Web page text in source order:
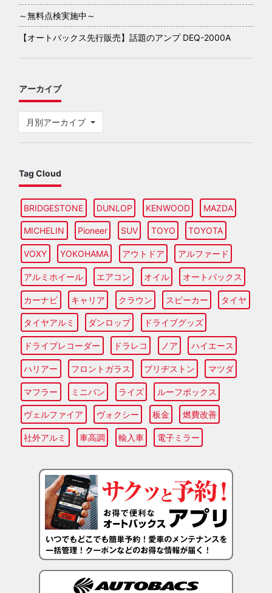
～無料点検実施中～
【オートバックス先行販売】話題のアンプ DEQ-2000A
アーカイブ
月別アーカイブ
Tag Cloud
BRIDGESTONE DUNLOP KENWOOD MAZDA
MICHELIN Pioneer SUV TOYO TOYOTA
VOXY YOKOHAMA アウトドア アルファード
アルミホイール エアコン オイル オートバックス
カーナビ キャリア クラウン スピーカー タイヤ
タイヤアルミ ダンロップ ドライブグッズ
ドライブレコーダー ドラレコ ノア ハイエース
ハリアー フロントガラス ブリヂストン マツダ
マフラー ミニバン ライズ ルーフボックス
ヴェルファイア ヴォクシー 板金 燃費改善
社外アルミ 車高調 輸入車 電子ミラー